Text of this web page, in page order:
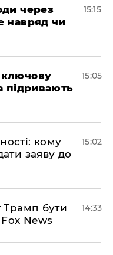
через
навряд чи
15:15
ключову
підривають
15:05
кому
заяву до
15:02
Трамп бути
News
14:33